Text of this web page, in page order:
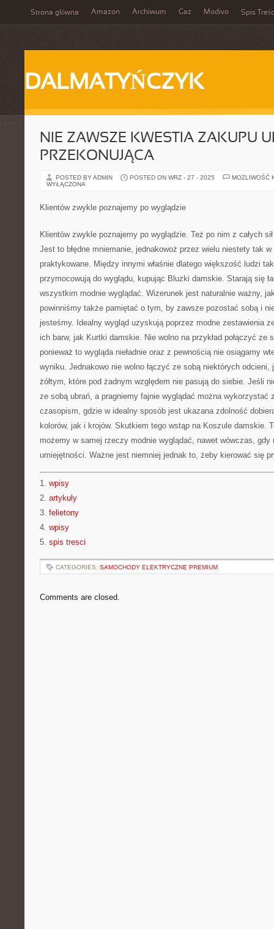
Strona główna Amazon Archiwum Gaz Modivo Spis
DALMATYŃCZYK
NIE ZAWSZE KWESTIA ZAKUPU
PRZEKONUJĄCA
POSTED BY ADMIN POSTED ON WRZ - 27 - 2025
MOŻLIWOŚĆ
WYŁĄCZONA
Klientów zwykle poznajemy po wyglądzie
Klientów zwykle poznajemy po wyglądzie. Też po nim z całych
Jest to błędne mniemanie, jednakowoż przez wielu niestety tak
praktykowane. Między innymi właśnie dlatego większość ludzi
przymocowują do wyglądu, kupując Bluzki damskie. Starają się
wszystkim modnie wyglądać. Wizerunek jest naturalnie ważny,
powinniśmy także pamiętać o tym, by zawsze pozostać sobą i
jesteśmy. Idealny wygląd uzyskują poprzez modne zestawienia
ich barw, jak Kurtki damskie. Nie wolno na przykład połączyć ze
ponieważ to wygląda nieładnie oraz z pewnością nie osiągamy
wyniku. Jednakowo nie wolno łączyć ze sobą niektórych odcieni,
żółtym, które pod żadnym względem nie pasują do siebie. Jeśli
ze sobą ubrań, a pragniemy fajnie wyglądać można wykorzystać
czasopism, gdzie w idealny sposób jest ukazana zdolność
kolorów, jak i krojów. Skutkiem tego wstąp na Koszule damskie.
możemy w samej rzeczy modnie wyglądać, nawet wówczas, gdy
umiejętności. Ważne jest niemniej jednak to, żeby kierować się
1. wpisy
2. artykuly
3. felietony
4. wpisy
5. spis tresci
CATEGORIES: SAMOCHODY ELEKTRYCZNE PREMIUM
Comments are closed.